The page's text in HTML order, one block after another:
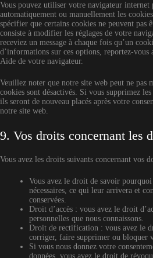
Vous pouvez utiliser votre navigateur internet
automatiquement ou manuellement les
spécifier que certains cookies ne peuvent pas
consiste à modifier les réglages de votre
receviez un message à chaque fois qu’un
d’informations sur ces options, reportez-vous
Aide de votre navigateur.
Veuillez noter que notre site web peut ne pas
cookies sont désactivés. Si vous supprimez
ils seront de nouveau placés après votre
notre site web.
9. Vos droits concernant les
Vous avez les droits suivants concernant vos
Vous avez le droit de savoir pourquoi
nécessaires, ce qui leur arrivera et
conservées.
Droit d’accès : vous avez le droit
personnelles que nous connaissons.
Droit de rectification : vous avez le
corriger, faire supprimer ou bloquer
Si vous nous donnez votre
données, vous avez le droit de